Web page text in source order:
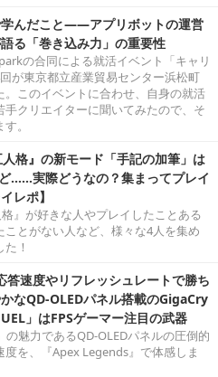
んだこと――アプリボットの運営
る「巻き込み力」の重要性
の合同による就活イベント「キャリ
が東京都立産業貿易センター浜松町
。このイベントに合わせ、自身の就活
手クリエイターに聞いてみたので、そ
。
格』の新モード「手記の加筆」は
……実際どうなの？集まってプレイ
レポ】
』が好きな人やプレイしたことある
ことがない人など、様々な4人を集め
！
速度やリフレッシュレートで勝ち
なQD-OLEDパネル搭載のGigaCry
」はFPSゲーマー注目の武器
の魅力であるQD-OLEDパネルの圧倒的
度を、『Apex Legends』で体感しま